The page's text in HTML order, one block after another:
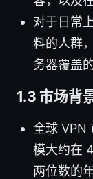
对于日常
料的人群
务器覆盖
1.3 市场背
全球 VPN
模大约在
两位数的